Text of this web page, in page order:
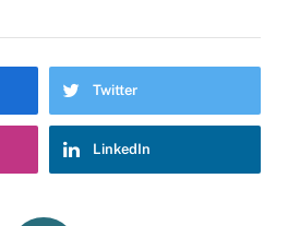
Twitter
LinkedIn